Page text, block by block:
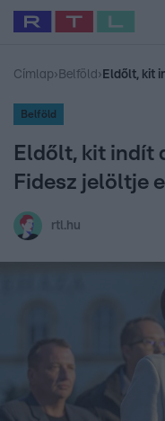
Legfrissebb RTL Híradó
Babits Marcella
Címlap› Belföld ›
Belföld
Eldőlt, kit indít
Fidesz jelöltje
rtl.hu